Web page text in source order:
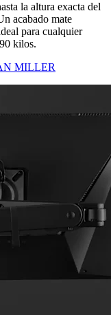
la altura exacta del
acabado mate
para cualquier
kilos.
MILLER